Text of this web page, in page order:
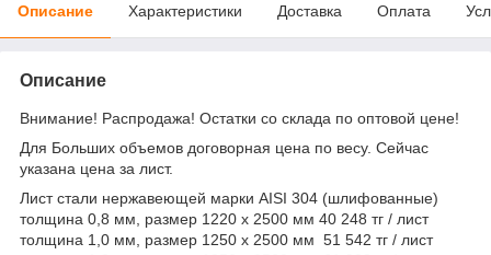
Описание Характеристики Доставка Оплата
Описание
Внимание! Распродажа! Остатки со склада по оптовой цене!
Для Больших объемов договорная цена по весу. Сейчас
указана цена за лист.
Лист стали нержавеющей марки AISI 304 (шлифованные)
толщина 0,8 мм, размер 1220 х 2500 мм 40 248 тг / лист
толщина 1,0 мм, размер 1250 х 2500 мм 51 542 тг / лист